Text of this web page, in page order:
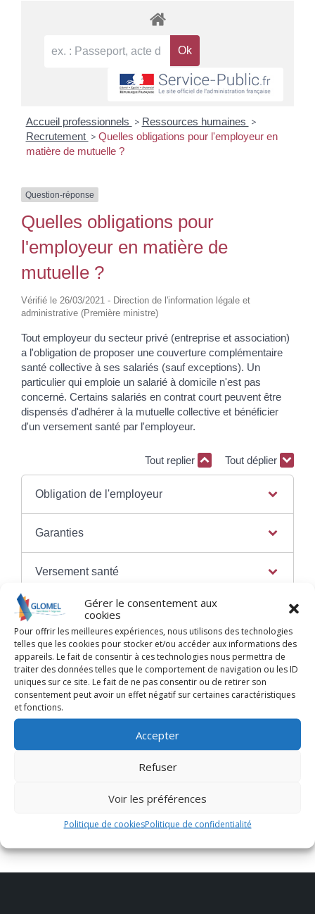
Gérer le consentement aux
cookies
Pour offrir les meilleures expériences, nous utilisons des technologies
telles que les cookies pour stocker et/ou accéder aux informations des
appareils. Le fait de consentir à ces technologies nous permettra de
traiter des données telles que le comportement de navigation ou les ID
uniques sur ce site. Le fait de ne pas consentir ou de retirer son
consentement peut avoir un effet négatif sur certaines caractéristiques
et fonctions.
Accepter
Refuser
Voir les préférences
Politique de cookiesPolitique de confidentialité
Accueil professionnels > Ressources humaines >
Recrutement > Quelles obligations pour l'employeur en
matière de mutuelle ?
Question-réponse
Quelles obligations pour
l'employeur en matière de
mutuelle ?
Vérifié le 26/03/2021 - Direction de l'information légale et
administrative (Première ministre)
Tout employeur du secteur privé (entreprise et association)
a l'obligation de proposer une couverture complémentaire
santé collective à ses salariés (sauf exceptions). Un
particulier qui emploie un salarié à domicile n'est pas
concerné. Certains salariés en contrat court peuvent être
dispensés d'adhérer à la mutuelle collective et bénéficier
d'un versement santé par l'employeur.
Tout replier Tout déplier
Obligation de l'employeur
Garanties
Versement santé
Textes de référence
Questions ? Réponses !
santé (mutuelle) employeur à la fin de son
Direction de l'information légale et administrative